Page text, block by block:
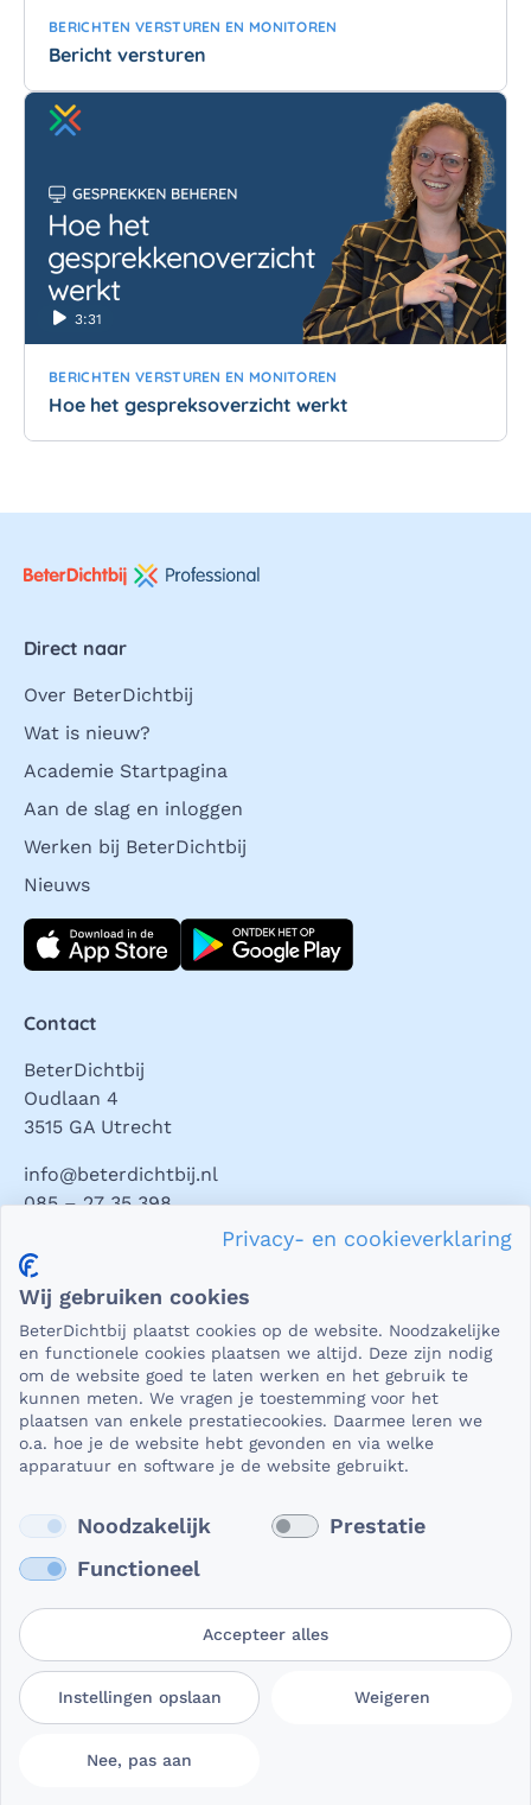
BERICHTEN VERSTUREN EN MONITOREN
Bericht versturen
3:31
BERICHTEN VERSTUREN EN MONITOREN
Hoe het gespreksoverzicht werkt
Direct naar
Over BeterDichtbij
Wat is nieuw?
Academie Startpagina
Aan de slag en inloggen
Werken bij BeterDichtbij
Nieuws
Download direct
Contact
BeterDichtbij
Oudlaan 4
3515 GA Utrecht
info@beterdichtbij.nl
085 – 27 35 398
Privacy en veiligheid
essentieel dat die beveiligd worden uitgewisseld. En dat
die gegevens niet in verkeerde handen vallen. Daar kun je
op rekenen bij BeterDichtbij.
Lees verder
Gebruikersvoorwaarden
Privacy- en
cookieverklaring
Cookievoorkeuren
Privacy- en cookieverklaring
Wij gebruiken cookies
BeterDichtbij plaatst cookies op de website. Noodzakelijke
en functionele cookies plaatsen we altijd. Deze zijn nodig
om de website goed te laten werken en het gebruik te
kunnen meten. We vragen je toestemming voor het
plaatsen van enkele prestatiecookies. Daarmee leren we
o.a. hoe je de website hebt gevonden en via welke
apparatuur en software je de website gebruikt.
Noodzakelijk
Prestatie
Functioneel
Accepteer alles
Instellingen opslaan Weigeren
Nee, pas aan